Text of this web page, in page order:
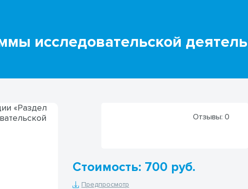
исследовательской
Отзывы: 0
Стоимость: 700 руб.
Предпросмотр